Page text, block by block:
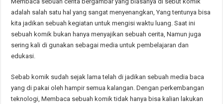
adalah salah satu hal yang sangat menyenangkan, Yang tentunya bisa
kita jadikan sebuah kegiatan untuk mengisi waktu luang. Saat ini
sebuah komik bukan hanya menyajikan sebuah cerita, Namun juga
sering kali di gunakan sebagai media untuk pembelajaran dan
edukasi.
Sebab komik sudah sejak lama telah di jadikan sebuah media baca
yang di pakai oleh hampir semua kalangan. Dengan perkembangan
teknologi, Membaca sebuah komik tidak hanya bisa kalian lakukan